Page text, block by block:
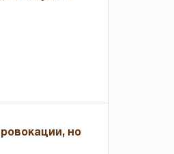
но